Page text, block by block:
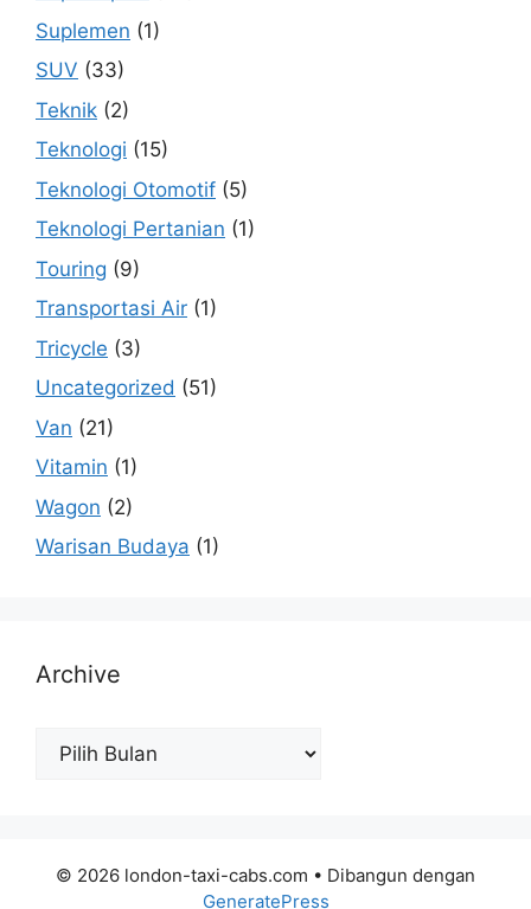
Suplemen (1)
SUV (33)
Teknik (2)
Teknologi (15)
Teknologi Otomotif (5)
Teknologi Pertanian (1)
Touring (9)
Transportasi Air (1)
Tricycle (3)
Uncategorized (51)
Van (21)
Vitamin (1)
Wagon (2)
Warisan Budaya (1)
Archive
Archive
© 2026 london-taxi-cabs.com • Dibangun dengan
GeneratePress